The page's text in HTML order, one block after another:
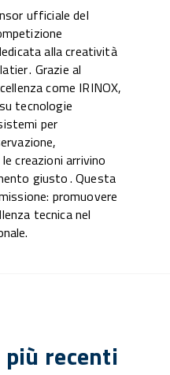
ufficiale del
alla creatività
. Grazie al
come IRINOX,
tecnologie
per
creazioni arrivino
giusto . Questa
promuovere
tecnica nel
recenti